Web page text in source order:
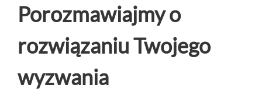
Porozmawiajmy o
rozwiązaniu Twojego
wyzwania